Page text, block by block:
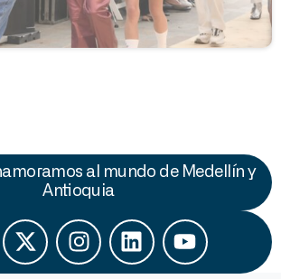
al mundo de Medellín y
Antioquia